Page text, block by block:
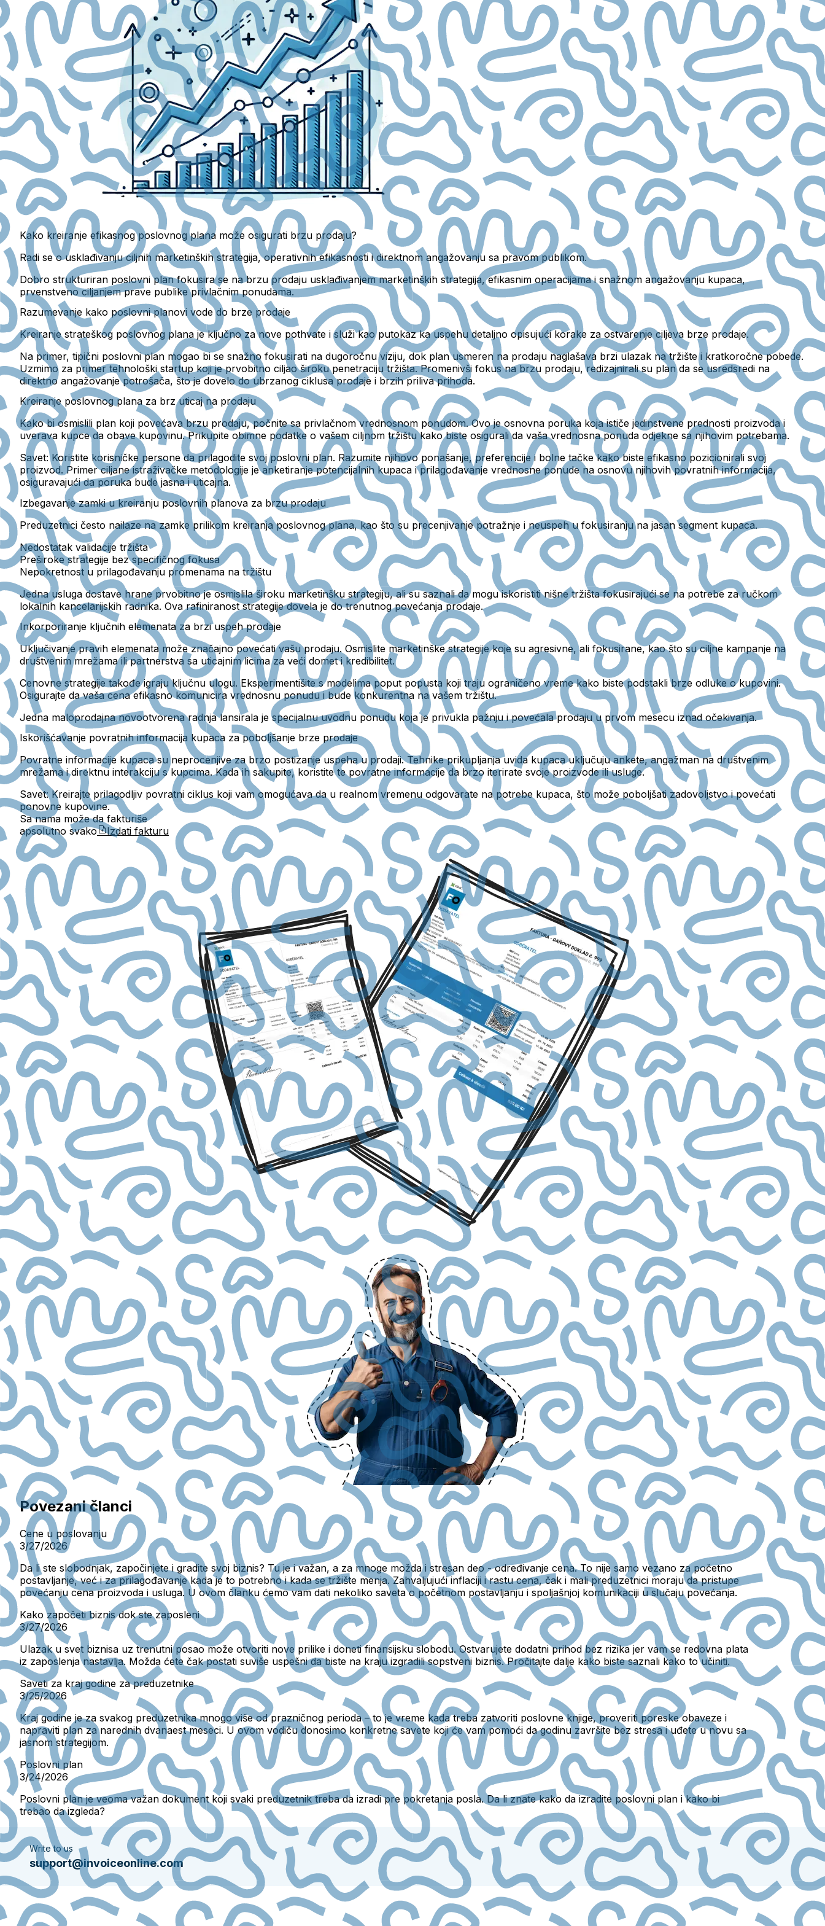
Kako kreiranje efikasnog poslovnog plana može osigurati brzu prodaju?
Radi se o usklađivanju ciljnih marketinških strategija, operativnih efikasnosti i direktnom angažovanju sa pravom publikom.
Dobro strukturiran poslovni plan fokusira se na brzu prodaju usklađivanjem marketinških strategija, efikasnim operacijama i snažnom angažovanju kupaca,
prvenstveno ciljanjem prave publike privlačnim ponudama.
Razumevanje kako poslovni planovi vode do brze prodaje
Kreiranje strateškog poslovnog plana je ključno za nove pothvate i služi kao putokaz ka uspehu detaljno opisujući korake za ostvarenje ciljeva brze prodaje.
Na primer, tipični poslovni plan mogao bi se snažno fokusirati na dugoročnu viziju, dok plan usmeren na prodaju naglašava brzi ulazak na tržište i kratkoročne pobede.
Uzmimo za primer tehnološki startup koji je prvobitno ciljao široku penetraciju tržišta. Promenivši fokus na brzu prodaju, redizajnirali su plan da se usredsredi na
direktno angažovanje potrošača, što je dovelo do ubrzanog ciklusa prodaje i brzih priliva prihoda.
Kreiranje poslovnog plana za brz uticaj na prodaju
Kako bi osmislili plan koji povećava brzu prodaju, počnite sa privlačnom vrednosnom ponudom. Ovo je osnovna poruka koja ističe jedinstvene prednosti proizvoda i
uverava kupce da obave kupovinu. Prikupite obimne podatke o vašem ciljnom tržištu kako biste osigurali da vaša vrednosna ponuda odjekne sa njihovim potrebama.
Savet:Koristite korisničke persone da prilagodite svoj poslovni plan. Razumite njihovo ponašanje, preferencije i bolne tačke kako biste efikasno pozicionirali svoj
proizvod. Primer ciljane istraživačke metodologije je anketiranje potencijalnih kupaca i prilagođavanje vrednosne ponude na osnovu njihovih povratnih informacija,
osiguravajući da poruka bude jasna i uticajna.
Izbegavanje zamki u kreiranju poslovnih planova za brzu prodaju
Preduzetnici često nailaze na zamke prilikom kreiranja poslovnog plana, kao što su precenjivanje potražnje i neuspeh u fokusiranju na jasan segment kupaca.
Nedostatak validacije tržišta
Preširoke strategije bez specifičnog fokusa
Nepokretnost u prilagođavanju promenama na tržištu
Jedna usluga dostave hrane prvobitno je osmislila široku marketinšku strategiju, ali su saznali da mogu iskoristiti nišne tržišta fokusirajući se na potrebe za ručkom
lokalnih kancelarijskih radnika. Ova rafiniranost strategije dovela je do trenutnog povećanja prodaje.
Inkorporiranje ključnih elemenata za brzi uspeh prodaje
Uključivanje pravih elemenata može značajno povećati vašu prodaju. Osmislite marketinške strategije koje su agresivne, ali fokusirane, kao što su ciljne kampanje na
društvenim mrežama ili partnerstva sa uticajnim licima za veći domet i kredibilitet.
Cenovne strategije takođe igraju ključnu ulogu. Eksperimentišite s modelima poput popusta koji traju ograničeno vreme kako biste podstakli brze odluke o kupovini.
Osigurajte da vaša cena efikasno komunicira vrednosnu ponudu i bude konkurentna na vašem tržištu.
Jedna maloprodajna novootvorena radnja lansirala je specijalnu uvodnu ponudu koja je privukla pažnju i povećala prodaju u prvom mesecu iznad očekivanja.
Iskorišćavanje povratnih informacija kupaca za poboljšanje brze prodaje
Povratne informacije kupaca su neprocenjive za brzo postizanje uspeha u prodaji. Tehnike prikupljanja uvida kupaca uključuju ankete, angažman na društvenim
mrežama i direktnu interakciju s kupcima. Kada ih sakupite, koristite te povratne informacije da brzo iterirate svoje proizvode ili usluge.
Savet: Kreirajte prilagodljiv povratni ciklus koji vam omogućava da u realnom vremenu odgovarate na potrebe kupaca, što može poboljšati zadovoljstvo i povećati
ponovne kupovine.
Sa nama može da fakturiše
apsolutno svako
Izdati fakturu
Povezani članci
Cene u poslovanju
3/27/2026
Da li ste slobodnjak, započinjete i gradite svoj biznis? Tu je i važan, a za mnoge možda i stresan deo - određivanje cena. To nije samo vezano za početno
postavljanje, već i za prilagođavanje kada je to potrebno i kada se tržište menja. Zahvaljujući inflaciji i rastu cena, čak i mali preduzetnici moraju da pristupe
povećanju cena proizvoda i usluga. U ovom članku ćemo vam dati nekoliko saveta o početnom postavljanju i spoljašnjoj komunikaciji u slučaju povećanja.
Kako započeti biznis dok ste zaposleni
3/27/2026
Ulazak u svet biznisa uz trenutni posao može otvoriti nove prilike i doneti finansijsku slobodu. Ostvarujete dodatni prihod bez rizika jer vam se redovna plata
iz zaposlenja nastavlja. Možda ćete čak postati suviše uspešni da biste na kraju izgradili sopstveni biznis. Pročitajte dalje kako biste saznali kako to učiniti.
Saveti za kraj godine za preduzetnike
3/25/2026
Kraj godine je za svakog preduzetnika mnogo više od prazničnog perioda – to je vreme kada treba zatvoriti poslovne knjige, proveriti poreske obaveze i
napraviti plan za narednih dvanaest meseci. U ovom vodiču donosimo konkretne savete koji će vam pomoći da godinu završite bez stresa i uđete u novu sa
jasnom strategijom.
Poslovni plan
3/24/2026
Poslovni plan je veoma važan dokument koji svaki preduzetnik treba da izradi pre pokretanja posla. Da li znate kako da izradite poslovni plan i kako bi
trebao da izgleda?
Write to us
support@invoiceonline.com